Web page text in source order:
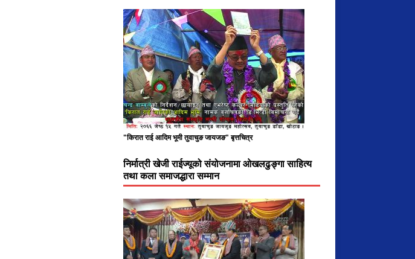
"किरात राई आदिम भूमी तुवाचुङ जायजङ" बृत्तचित्र
निर्मात्री खेजी राईज्यूको संयोजनामा ओखलढुङ्गा साहित्य
तथा कला समाजद्धारा सम्मान